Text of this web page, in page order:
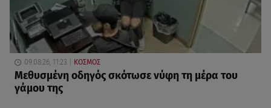
09.08.26, 11:23 ΚΟΣΜΟΣ
Μεθυσμένη οδηγός σκότωσε νύφη τη μέρα του
γάμου της